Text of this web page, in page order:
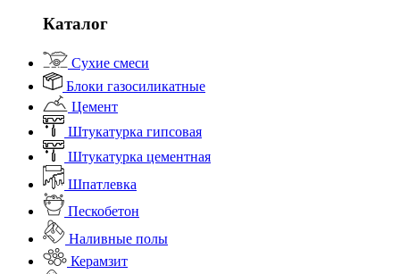
Каталог
Сухие смеси
Блоки газосиликатные
Цемент
Штукатурка гипсовая
Штукатурка цементная
Шпатлевка
Пескобетон
Наливные полы
Керамзит